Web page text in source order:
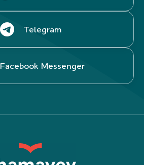
Telegram
Facebook Messenger